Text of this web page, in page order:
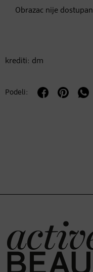
Obrazac nije dostupan
krediti: dm
Podeli: